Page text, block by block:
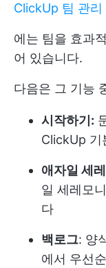
ClickUp 팀 관리
에는 팀을 효과
어 있습니다.
다음은 그 기능
시작하기:
ClickUp 기
애자일 세
일 세레모
다
백로그: 양
에서 우선